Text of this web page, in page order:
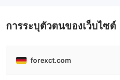
การระบุตัวตนของเว็บไซต์
forexct.com